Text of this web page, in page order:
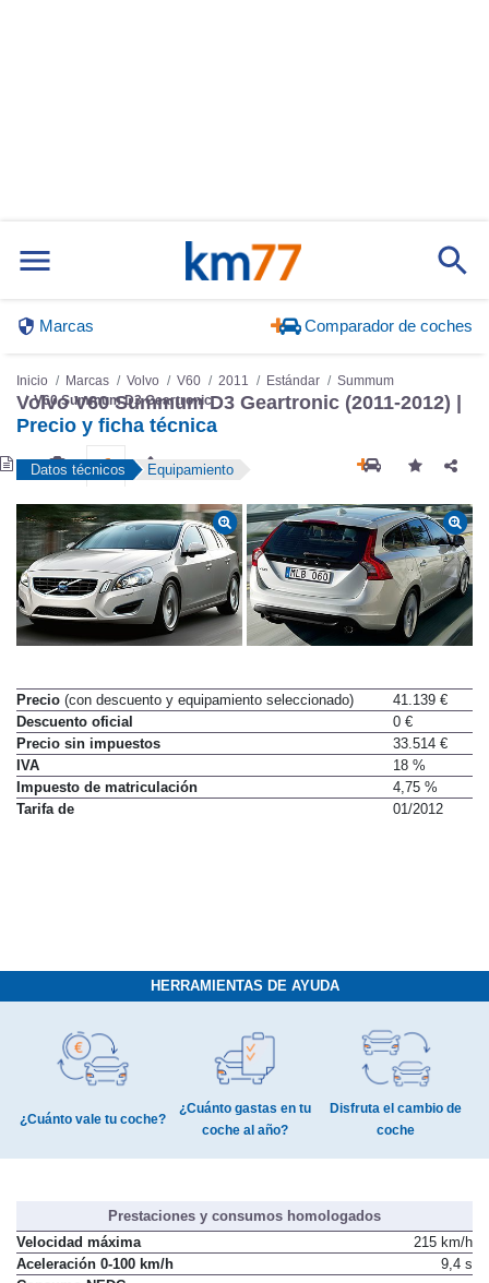
Marcas Comparador de coches
Inicio Marcas Volvo V60 2011 Estándar
Summum
V60 Summum D3 Geartronic
Volvo V60 Summum D3 Geartronic (2011-2012) |
Precio y ficha técnica
Datos técnicos Equipamiento
Precio (con descuento y equipamiento seleccionado)
41.139 €
Descuento oficial
0 €
Precio sin impuestos
33.514 €
IVA
18 %
Impuesto de matriculación
4,75 %
Tarifa de
01/2012
HERRAMIENTAS DE AYUDA
¿Cuánto vale tu coche?
¿Cuánto gastas en tu
coche al año?
Disfruta el cambio de
coche
Prestaciones y consumos homologados
Velocidad máxima
215 km/h
Aceleración 0-100 km/h
9,4 s